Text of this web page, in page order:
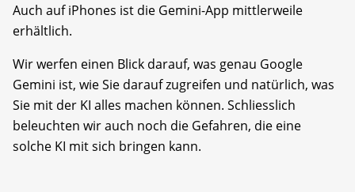
Auch auf iPhones ist die Gemini-App mittlerweile
erhältlich.
Wir werfen einen Blick darauf, was genau Google
Gemini ist, wie Sie darauf zugreifen und natürlich, was
Sie mit der KI alles machen können. Schliesslich
beleuchten wir auch noch die Gefahren, die eine
solche KI mit sich bringen kann.